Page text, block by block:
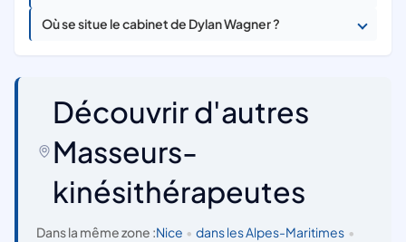
Où se situe le cabinet de Dylan Wagner ?
Découvrir d'autres
Masseurs-
kinésithérapeutes
Dans la même zone :Nice • dans les Alpes-Maritimes •